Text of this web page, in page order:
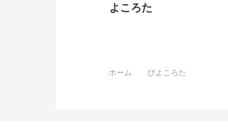
よころた
ホーム ぴよころた